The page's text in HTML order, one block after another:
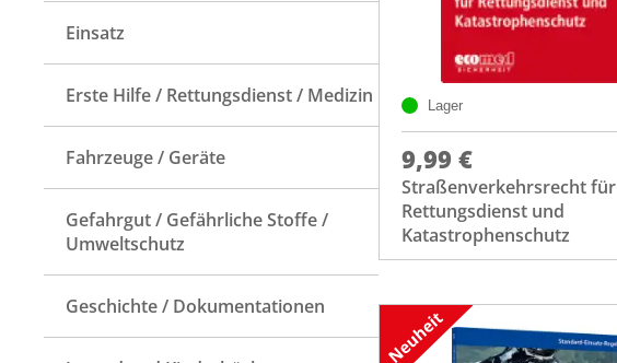
Einsatz
Erste Hilfe / Rettungsdienst / Medizin
Fahrzeuge / Geräte
Gefahrgut / Gefährliche Stoffe /
Umweltschutz
Geschichte / Dokumentationen
Lager
9,99 €
Straßenverkehrsrecht für
Rettungsdienst und
Katastrophenschutz